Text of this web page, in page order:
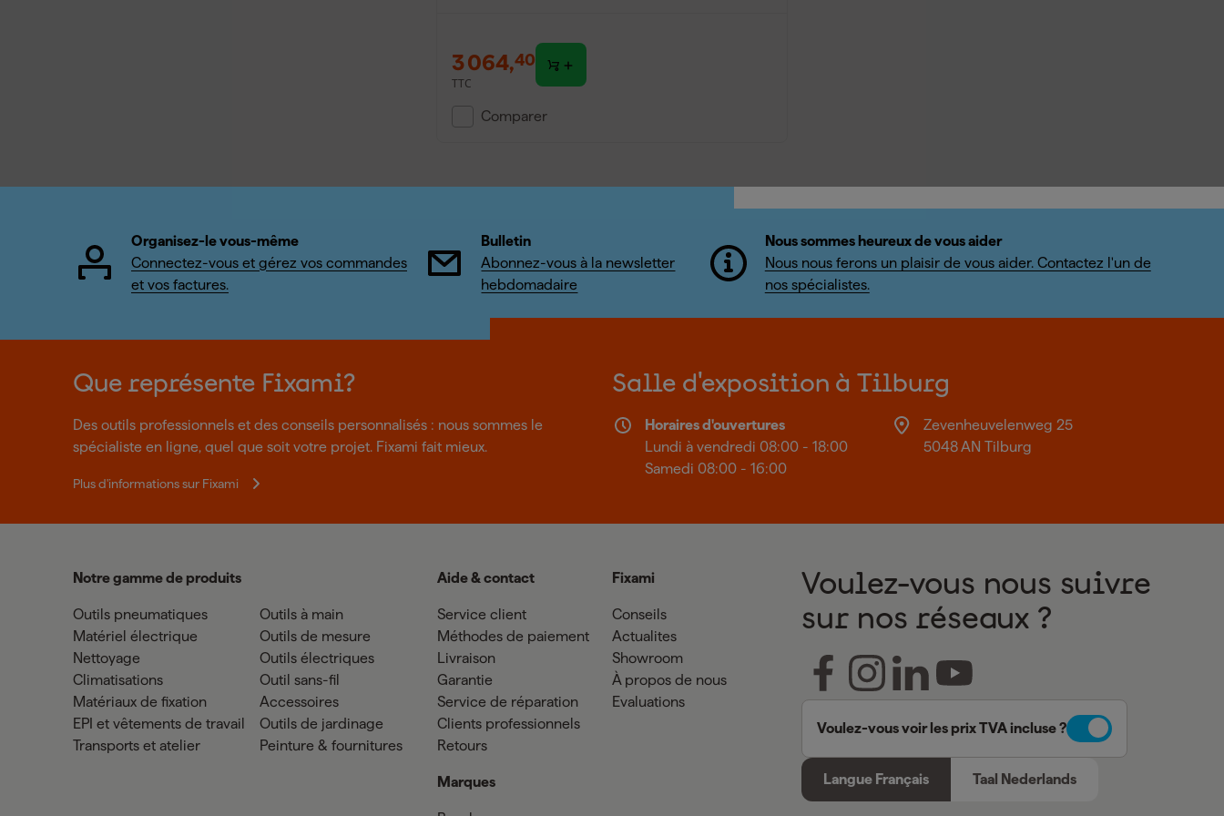
3 064,40
TTC
Comparer
Organisez-le vous-même
Connectez-vous et gérez vos commandes
et vos factures.
Bulletin
Abonnez-vous à la newsletter
hebdomadaire
Nous sommes heureux de vous aider
Nous nous ferons un plaisir de vous aider. Contactez l'un de
nos spécialistes.
Que représente Fixami?
Des outils professionnels et des conseils personnalisés : nous sommes le
spécialiste en ligne, quel que soit votre projet. Fixami fait mieux.
Plus d'informations sur Fixami
Salle d'exposition à Tilburg
Horaires d'ouvertures
Lundi à vendredi 08:00 - 18:00
Samedi 08:00 - 16:00
Zevenheuvelenweg 25
5048 AN Tilburg
Notre gamme de produits
Outils pneumatiques
Matériel électrique
Nettoyage
Climatisations
Matériaux de fixation
EPI et vêtements de travail
Transports et atelier
Outils à main
Outils de mesure
Outils électriques
Outil sans-fil
Accessoires
Outils de jardinage
Peinture & fournitures
Aide & contact
Service client
Méthodes de paiement
Livraison
Garantie
Service de réparation
Clients professionnels
Retours
Marques
Fixami
Conseils
Actualites
Showroom
À propos de nous
Evaluations
Voulez-vous nous suivre
sur nos réseaux ?
Voulez-vous voir les prix TVA incluse ?
Langue Français Taal Nederlands